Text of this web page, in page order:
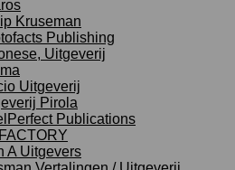
Kruseman
Publishing
Uitgeverij
Uitgeverij
Pirola
Publications
A Uitgevers